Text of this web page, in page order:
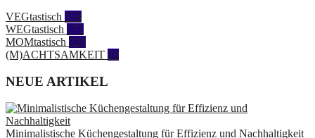
VEGtastisch 558
WEGtastisch 171
MOMtastisch 328
(M)ACHTSAMKEIT 28
NEUE ARTIKEL
Minimalistische Küchengestaltung für Effizienz und Nachhaltigkeit